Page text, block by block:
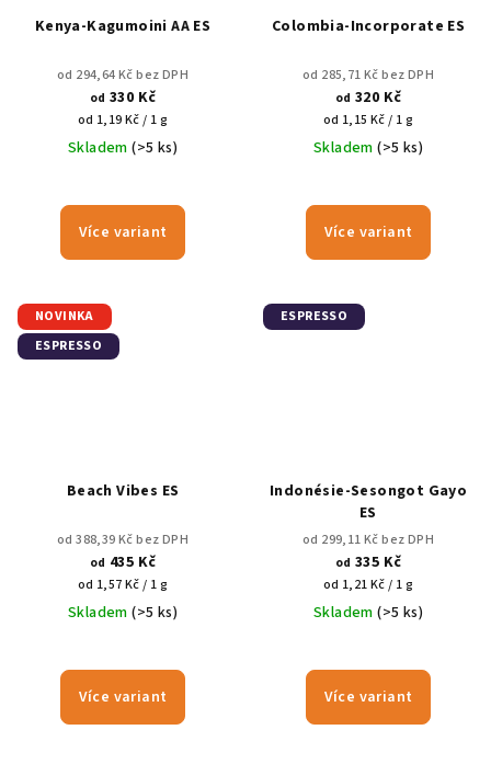
Kenya-Kagumoini AA ES
od 294,64 Kč bez DPH
od 330 Kč
Měrná
cena:
od 1,19 Kč / 1 g
Skladem(>5 ks)
Více variant
Colombia-Incorporate ES
od 285,71 Kč bez DPH
od 320 Kč
Měrná
cena:
od 1,15 Kč / 1 g
Skladem(>5 ks)
Více variant
NOVINKA
ESPRESSO
Beach Vibes ES
od 388,39 Kč bez DPH
od 435 Kč
Měrná
cena:
od 1,57 Kč / 1 g
Skladem(>5 ks)
Více variant
ESPRESSO
Indonésie-Sesongot Gayo
ES
od 299,11 Kč bez DPH
od 335 Kč
Měrná
cena:
od 1,21 Kč / 1 g
Skladem(>5 ks)
Více variant